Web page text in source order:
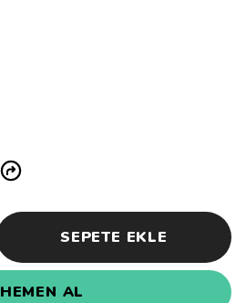
SEPETE EKLE
HEMEN AL